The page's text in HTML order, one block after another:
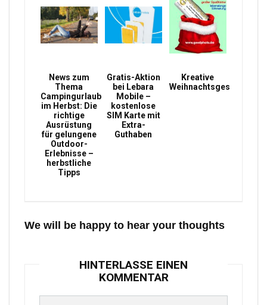
News zum
Thema
Campingurlaub
im Herbst: Die
richtige
Ausrüstung
für gelungene
Outdoor-
Erlebnisse –
herbstliche
Tipps
Gratis-Aktion
bei Lebara
Mobile –
kostenlose
SIM Karte mit
Extra-
Guthaben
Kreative
Weihnachtsgeschenke
We will be happy to hear your thoughts
HINTERLASSE EINEN
KOMMENTAR